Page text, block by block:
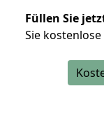
Füllen Sie
Sie